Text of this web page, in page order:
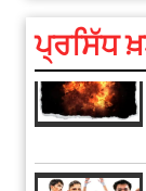
ਪ੍ਰਸਿੱਧ